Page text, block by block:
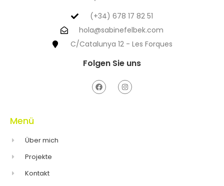
(+34) 678 17 82 51
hola@sabinefelbek.com
C/Catalunya 12 - Les Forques
Folgen Sie uns
Menü
Über mich
Projekte
Kontakt